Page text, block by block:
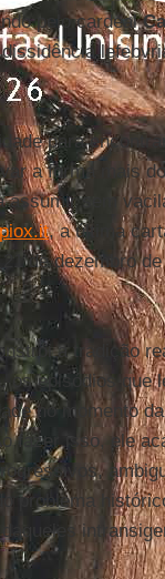
pelo cardeal
para
a forma mais
assumir sem
, a última
de dezembro
a tradição
os episódios que
no momento
fazer isso, ele
problema